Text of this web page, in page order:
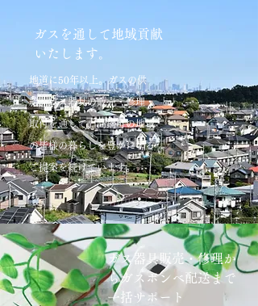
ガスを通して地域貢献​
いたします。
地道に50年以上。ガスの供
給、ガス器具の販売・修理・
取付を通して、高鍋町の地域
の皆様の暮らしを豊かにする
ご提案を続けています。
ガス器具販売・修理か
らガスボンベ配送まで
一括サポート